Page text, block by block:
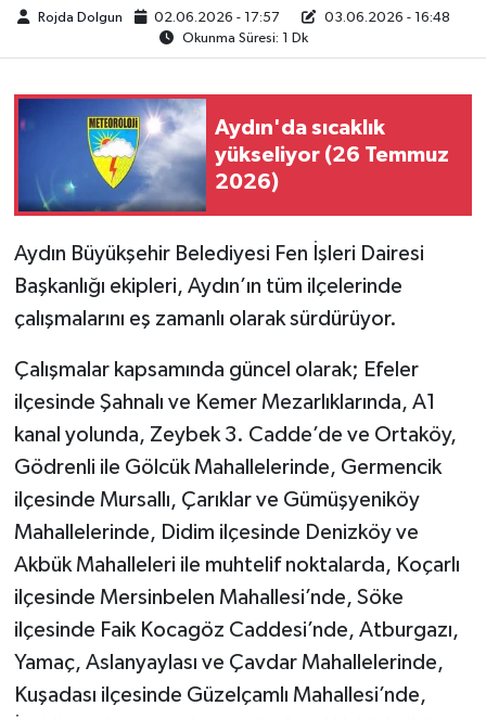
Rojda Dolgun 02.06.2026 - 17:57
03.06.2026 - 16:48
Okunma Süresi: 1 Dk
Aydın'da sıcaklık
yükseliyor (26 Temmuz
2026)
Aydın Büyükşehir Belediyesi Fen İşleri Dairesi
Başkanlığı ekipleri, Aydın’ın tüm ilçelerinde
çalışmalarını eş zamanlı olarak sürdürüyor.
Çalışmalar kapsamında güncel olarak; Efeler
ilçesinde Şahnalı ve Kemer Mezarlıklarında, A1
kanal yolunda, Zeybek 3. Cadde’de ve Ortaköy,
Gödrenli ile Gölcük Mahallelerinde, Germencik
ilçesinde Mursallı, Çarıklar ve Gümüşyeniköy
Mahallelerinde, Didim ilçesinde Denizköy ve
Akbük Mahalleleri ile muhtelif noktalarda, Koçarlı
ilçesinde Mersinbelen Mahallesi’nde, Söke
ilçesinde Faik Kocagöz Caddesi’nde, Atburgazı,
Yamaç, Aslanyaylası ve Çavdar Mahallelerinde,
Kuşadası ilçesinde Güzelçamlı Mahallesi’nde,
KÜLTÜR SANAT
ÖZEL HABER
SAĞLIK
SİYASET
TEKNOLOJİ
YAŞAM
YEREL
AFYON
AFYONKARAHİSAR
AYDIN